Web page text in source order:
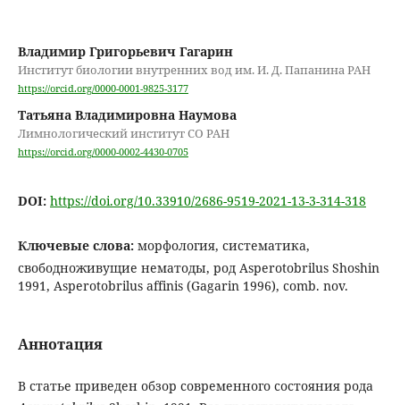
Владимир Григорьевич Гагарин
Институт биологии внутренних вод им. И. Д. Папанина РАН
https://orcid.org/0000-0001-9825-3177
Татьяна Владимировна Наумова
Лимнологический институт СО РАН
https://orcid.org/0000-0002-4430-0705
DOI: https://doi.org/10.33910/2686-9519-2021-13-3-314-318
Ключевые слова: морфология, систематика,
свободноживущие нематоды, род Asperotobrilus Shoshin
1991, Asperotobrilus affinis (Gagarin 1996), comb. nov.
Аннотация
В статье приведен обзор современного состояния рода